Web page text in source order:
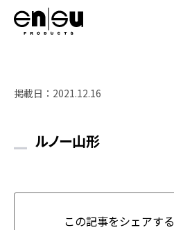
掲載日： 2021.12.16
ルノー山形
この記事をシェアする